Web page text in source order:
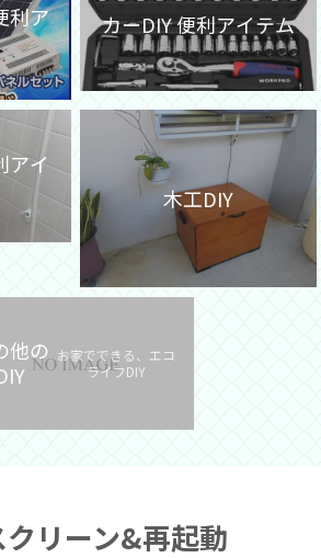
利ア
カーDIY 便利アイテム
アイ
木工DIY
他の お家でできる、エコ
ライフDIY
クリーン&再起動